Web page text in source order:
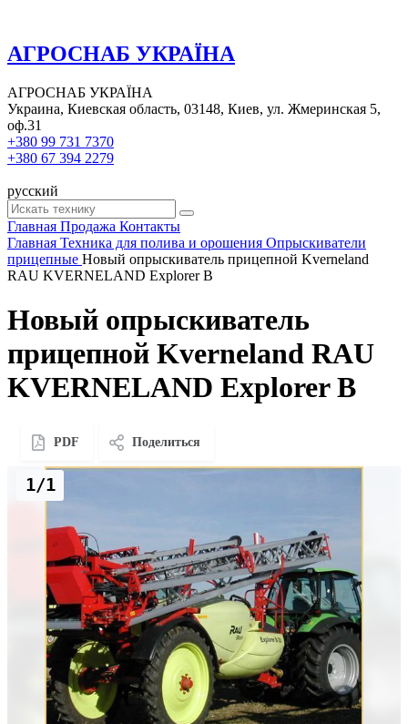
АГРОСНАБ УКРАЇНА
АГРОСНАБ УКРАЇНА
Украина, Киевская область, 03148, Киев, ул. Жмеринская 5,
оф.31
+380 99 731 7370
+380 67 394 2279
русский
Главная Продажа Контакты
Главная Техника для полива и орошения Опрыскиватели
прицепные Новый опрыскиватель прицепной Kverneland
RAU KVERNELAND Explorer B
Новый опрыскиватель
прицепной Kverneland RAU
KVERNELAND Explorer B
PDF Поделиться
1/1